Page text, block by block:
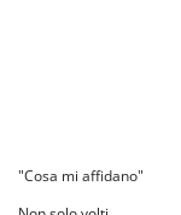
"Cosa mi affidano"